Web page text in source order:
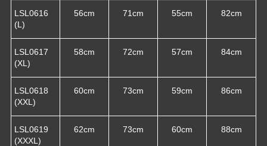
LSL0616
(L)
56cm 71cm 55cm 82cm
LSL0617
(XL)
58cm 72cm 57cm 84cm
LSL0618
(XXL)
60cm 73cm 59cm 86cm
LSL0619
(XXXL)
62cm 73cm 60cm 88cm